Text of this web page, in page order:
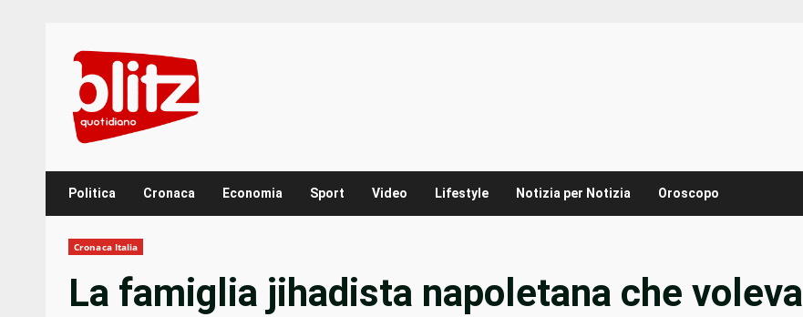
content
Politica Cronaca Economia Sport Video Lifestyle Notizia per Notizia Oroscopo
Cronaca Italia
La famiglia jihadista napoletana che voleva